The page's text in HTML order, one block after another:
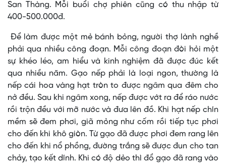
San Thàng. Mỗi buổi chợ phiên cũng có thu nhập từ
400-500.000đ.
Để làm được một mẻ bánh bỏng, người thợ lành nghề
phải qua nhiều công đoạn. Mỗi công đoạn đòi hỏi một
sự khéo léo, am hiểu và kinh nghiệm đã được đúc kết
qua nhiều năm. Gạo nếp phải là loại ngon, thường là
nếp cái hoa vàng hạt tròn to được ngâm qua đêm cho
nở đều. Sau khi ngâm xong, nếp được vớt ra để ráo nước
rồi trộn đều với mỡ nước và đưa lên đồ. Khi hạt nếp chín
mềm sẽ đem phơi, giã mỏng như cốm rồi tiếp tục phơi
cho đến khi khô giòn. Từ gạo đã được phơi đem rang lên
cho đến khi nổ phồng, đường trắng sẽ được đun cho tan
chảy, tạo kết dính. Khi có độ dẻo thì đổ gạo đã rang vào